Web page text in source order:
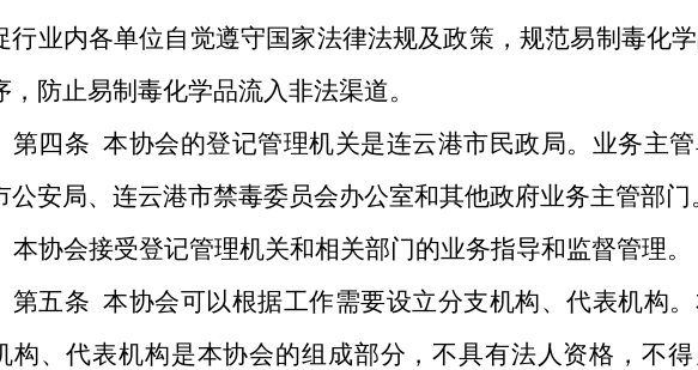
行业内各单位自觉遵守国家法律法规及政策，规范易制毒化
，防止易制毒化学品流入非法渠道。
第四条 本协会的登记管理机关是连云港市民政局。业务主
公安局、连云港市禁毒委员会办公室和其他政府业务主管部门
本协会接受登记管理机关和相关部门的业务指导和监督管理。
第五条 本协会可以根据工作需要设立分支机构、代表机构
构、代表机构是本协会的组成部分，不具有法人资格，不